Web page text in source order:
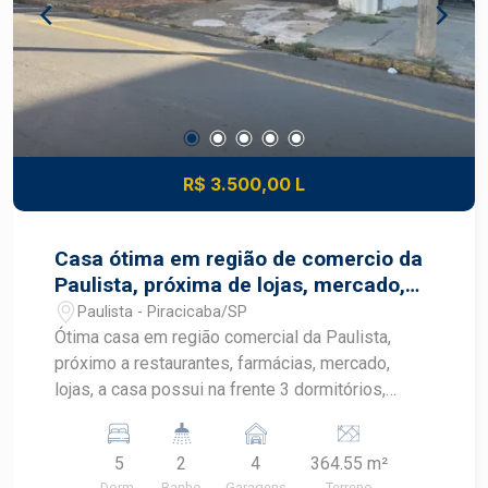
R$ 3.500,00 L
Casa ótima em região de comercio da
Paulista, próxima de lojas, mercado,
farmácias.
Paulista - Piracicaba/SP
Ótima casa em região comercial da Paulista,
próximo a restaurantes, farmácias, mercado,
lojas, a casa possui na frente 3 dormitórios,
2 dormitórios, banheiro, sala e cozinha, a área do
entre as casas possui churrasqueira. A casa
5 2 4 364.55 m²